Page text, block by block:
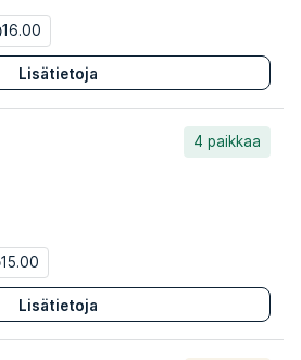
16.00
Lisätietoja
15.00
4 paikkaa
Lisätietoja